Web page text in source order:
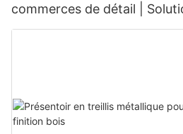
commerces de détail |
sur mesure